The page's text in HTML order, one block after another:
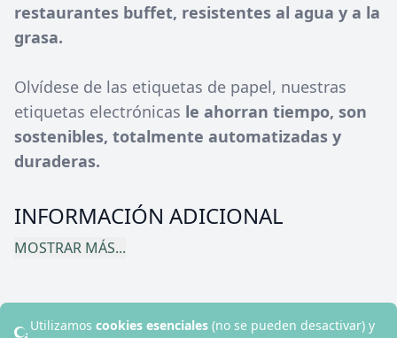
restaurantes buffet, resistentes al agua y a la
grasa.
Olvídese de las etiquetas de papel, nuestras
etiquetas electrónicas le ahorran tiempo, son
sostenibles, totalmente automatizadas y
duraderas.
INFORMACIÓN ADICIONAL
MOSTRAR MÁS...
Utilizamos cookies esenciales(no se pueden desactivar) y